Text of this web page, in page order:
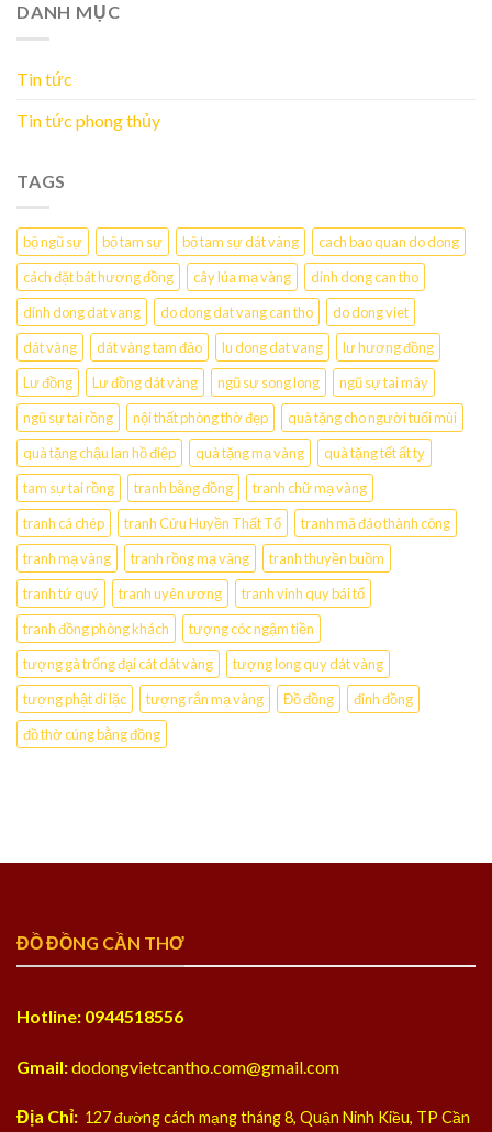
DANH MỤC
Tin tức
Tin tức phong thủy
TAGS
bộ ngũ sự bộ tam sự bộ tam sự dát vàng
cach bao quan do dong
cách đặt bát hương đồng
cây lúa mạ vàng
dinh dong can tho
dinh dong dat vang
do dong dat vang can tho
do dong viet
dát vàng
dát vàng tam đảo lu dong dat vang
lư hương đồng
Lư đồng
Lư đồng dát vàng ngũ sự song long
ngũ sự tai mây
ngũ sự tai rồng
nội thất phòng thờ đẹp
quà tặng cho người tuổi mùi
quà tặng chậu lan hồ điệp
quà tặng mạ vàng
quà tặng tết ất tỵ
tam sự tai rồng
tranh bằng đồng
tranh chữ mạ vàng
tranh cá chép
tranh Cửu Huyền Thất Tổ
tranh mã đáo thành công
tranh mạ vàng
tranh rồng mạ vàng
tranh thuyền buồm
tranh tứ quý
tranh uyên ương
tranh vinh quy bái tổ
tranh đồng phòng khách
tượng cóc ngậm tiền
tượng gà trống đại cát dát vàng
tượng long quy dát vàng
tượng phật di lặc
tượng rắn mạ vàng Đồ đồng
đỉnh đồng
đồ thờ cúng bằng đồng
ĐỒ ĐỒNG CẦN THƠ
Hotline: 0944518556
Gmail:dodongvietcantho.com@gmail.com
Địa Chỉ: 127 đường cách mạng tháng 8, Quận Ninh Kiều, TP Cần